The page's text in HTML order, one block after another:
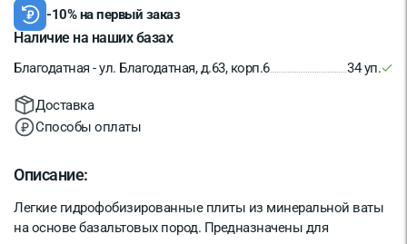
-10% на первый заказ
Наличие на наших базах
Благодатная - ул. Благодатная, д.63, корп.6 34 уп.
Доставка
Способы оплаты
Описание:
Легкие гидрофобизированные плиты из минеральной ваты
на основе базальтовых пород. Предназначены для